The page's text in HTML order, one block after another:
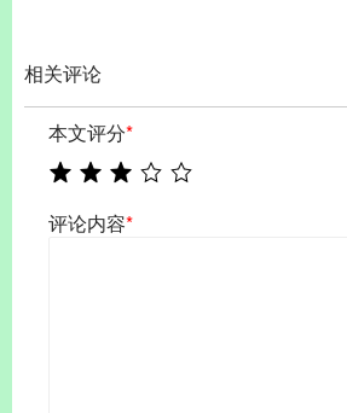
相关评论
本文评分*
评论内容*